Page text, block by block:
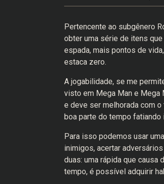
Pertencente ao subgênero
obter uma série de itens
espada, mais pontos de
estaca zero.
A jogabilidade, se me
visto em Mega Man e Mega
e deve ser melhorada com
boa parte do tempo fatiando
Para isso podemos usar
inimigos, acertar
duas: uma rápida que causa
tempo, é possível adquirir